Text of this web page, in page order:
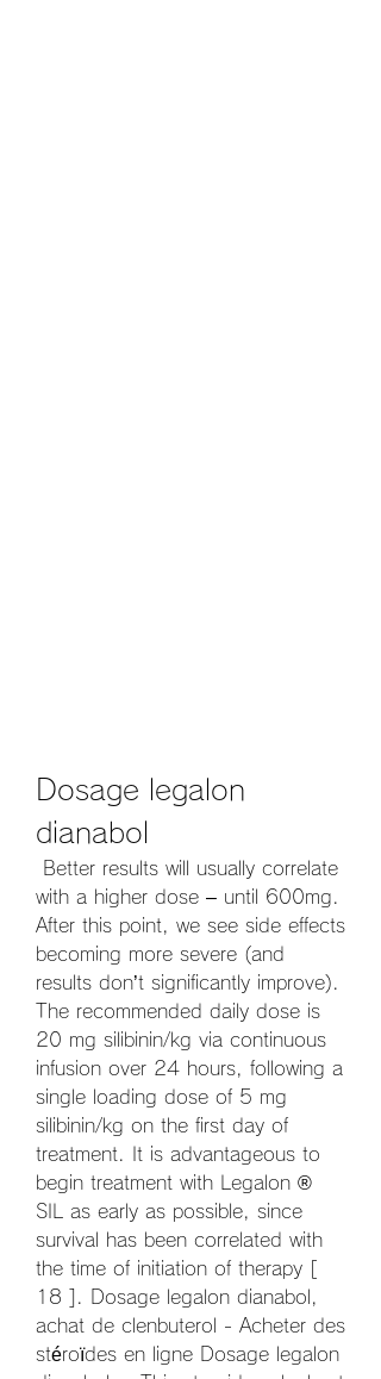
Dosage legalon
dianabol
with a higher dose – until 600mg.
After this point, we see side effects
becoming more severe (and
results don’t significantly improve).
The recommended daily dose is
20 mg silibinin/kg via continuous
infusion over 24 hours, following a
single loading dose of 5 mg
silibinin/kg on the first day of
treatment. It is advantageous to
begin treatment with Legalon ®
SIL as early as possible, since
survival has been correlated with
the time of initiation of therapy [
18 ]. Dosage legalon dianabol,
achat de clenbuterol - Acheter des
stéroïdes en ligne Dosage legalon